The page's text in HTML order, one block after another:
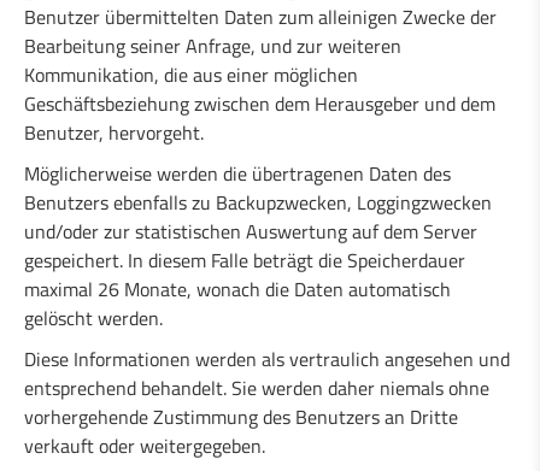
Benutzer übermittelten Daten zum alleinigen Zwecke der
Bearbeitung seiner Anfrage, und zur weiteren
Kommunikation, die aus einer möglichen
Geschäftsbeziehung zwischen dem Herausgeber und dem
Benutzer, hervorgeht.
Möglicherweise werden die übertragenen Daten des
Benutzers ebenfalls zu Backupzwecken, Loggingzwecken
und/oder zur statistischen Auswertung auf dem Server
gespeichert. In diesem Falle beträgt die Speicherdauer
maximal 26 Monate, wonach die Daten automatisch
gelöscht werden.
Diese Informationen werden als vertraulich angesehen und
entsprechend behandelt. Sie werden daher niemals ohne
vorhergehende Zustimmung des Benutzers an Dritte
verkauft oder weitergegeben.